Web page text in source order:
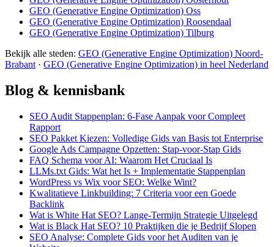
GEO (Generative Engine Optimization) Oss
GEO (Generative Engine Optimization) Roosendaal
GEO (Generative Engine Optimization) Tilburg
Bekijk alle steden: GEO (Generative Engine Optimization) Noord-
Brabant · GEO (Generative Engine Optimization) in heel Nederland
Blog & kennisbank
SEO Audit Stappenplan: 6-Fase Aanpak voor Compleet
Rapport
SEO Pakket Kiezen: Volledige Gids van Basis tot Enterprise
Google Ads Campagne Opzetten: Stap-voor-Stap Gids
FAQ Schema voor AI: Waarom Het Cruciaal Is
LLMs.txt Gids: Wat het Is + Implementatie Stappenplan
WordPress vs Wix voor SEO: Welke Wint?
Kwalitatieve Linkbuilding: 7 Criteria voor een Goede
Backlink
Wat is White Hat SEO? Lange-Termijn Strategie Uitgelegd
Wat is Black Hat SEO? 10 Praktijken die je Bedrijf Slopen
SEO Analyse: Complete Gids voor het Auditen van je